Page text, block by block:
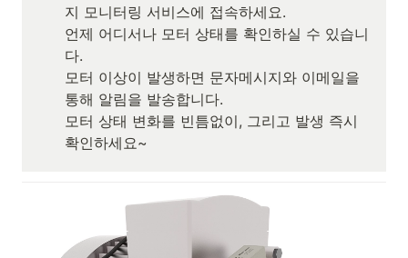
지 모니터링 서비스에 접속하세요.
언제 어디서나 모터 상태를 확인하실 수 있습니
다.
모터 이상이 발생하면 문자메시지와 이메일을
통해 알림을 발송합니다.
모터 상태 변화를 빈틈없이, 그리고 발생 즉시
확인하세요~